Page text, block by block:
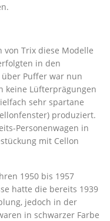
von Trix diese Modelle
in den
über Puffer war nun
keine Lüfterprägungen
sehr spartane
produziert.
Personenwagen in
mit Cellon
1950 bis 1957
hatte die bereits 1939
jedoch in der
in schwarzer Farbe